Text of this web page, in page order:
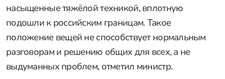
насыщенные тяжёлой техникой, вплотную
подошли к российским границам. Такое
положение вещей не способствует нормальным
разговорам и решению общих для всех, а не
выдуманных проблем, отметил министр.